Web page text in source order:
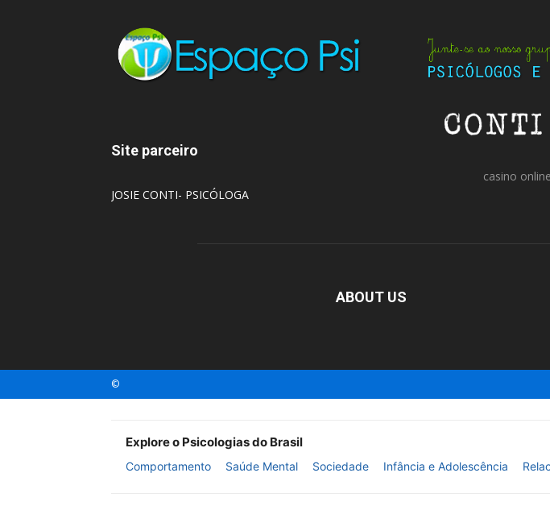
Site parceiro
JOSIE CONTI- PSICÓLOGA
casino
ABOUT US
©
Explore o Psicologias do Brasil
Comportamento Saúde Mental Sociedade Infância e Adolescência